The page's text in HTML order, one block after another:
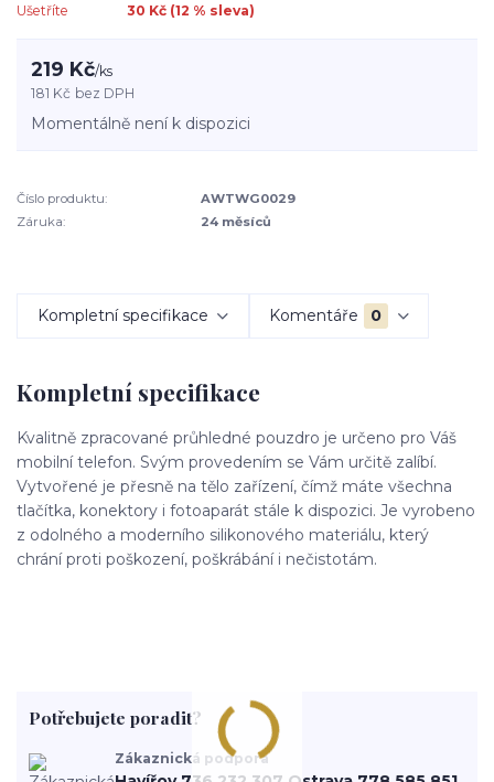
Ušetříte 30 Kč (12 % sleva)
219 Kč/ks
181 Kč bez DPH
Momentálně není k dispozici
Číslo produktu:
AWTWG0029
Záruka:
24 měsíců
Kompletní specifikace Komentáře 0
Kompletní specifikace
Kvalitně zpracované průhledné pouzdro je určeno pro Váš
mobilní telefon. Svým provedením se Vám určitě zalíbí.
Vytvořené je přesně na tělo zařízení, čímž máte všechna
tlačítka, konektory i fotoaparát stále k dispozici. Je vyrobeno
z odolného a moderního silikonového materiálu, který
chrání proti poškození, poškrábání i nečistotám.
Potřebujete poradit?
Zákaznická podpora